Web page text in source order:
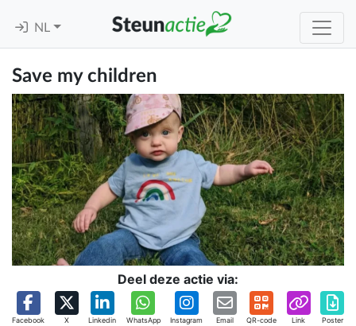
NL
Save my children
Deel deze actie via:
Facebook X Linkedin WhatsApp Instagram Email QR-code Link Poster